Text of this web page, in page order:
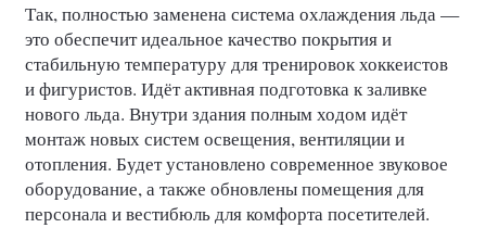
Так, полностью заменена система охлаждения льда —
это обеспечит идеальное качество покрытия и
стабильную температуру для тренировок хоккеистов
и фигуристов. Идёт активная подготовка к заливке
нового льда. Внутри здания полным ходом идёт
монтаж новых систем освещения, вентиляции и
отопления. Будет установлено современное звуковое
оборудование, а также обновлены помещения для
персонала и вестибюль для комфорта посетителей.